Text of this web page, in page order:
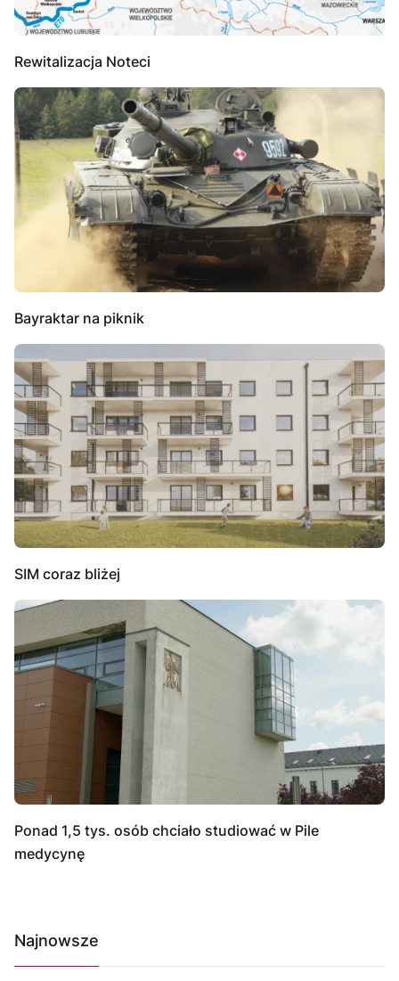
Rewitalizacja Noteci
Bayraktar na piknik
SIM coraz bliżej
Ponad 1,5 tys. osób chciało studiować w Pile
medycynę
Najnowsze